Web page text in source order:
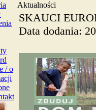
/ o
Aktualności
SKAUCI
Data dodania: